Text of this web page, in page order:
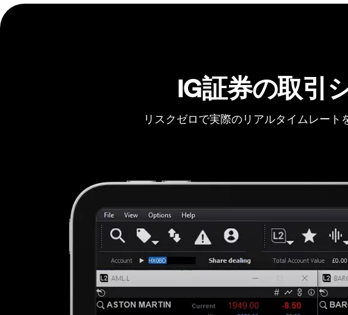
IG証券の取引
リスクゼロで実際のリアルタイムレート